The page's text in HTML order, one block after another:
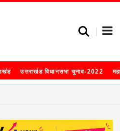
उत्तराखंड विधानसभा चुनाव-2022